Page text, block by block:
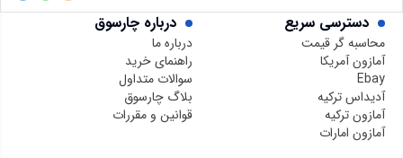
دسترسی سریع
محاسبه گر قیمت
آمازون آمریکا
Ebay
آدیداس ترکیه
آمازون ترکیه
آمازون امارات
درباره چارسوق
درباره ما
راهنمای خرید
سوالات متداول
بلاگ چارسوق
قوانین و مقررات